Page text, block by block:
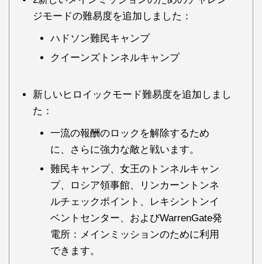
ジモードの難易度を追加しました：
ハドソン難民キャンプ
クイーンズトンネルキャンプ
新しいヒロイックモード難易度を追加しまし
た：
一流の報酬のロックを解除するため
に、さらに強力な敵と戦います。
難民キャンプ、女王のトンネルキャン
プ、ロシア領事館、リンカーントンネ
ルチェックポイント、レキシントンイ
ベントセンター、およびWarrenGate発
電所：メインミッションのために利用
できます。